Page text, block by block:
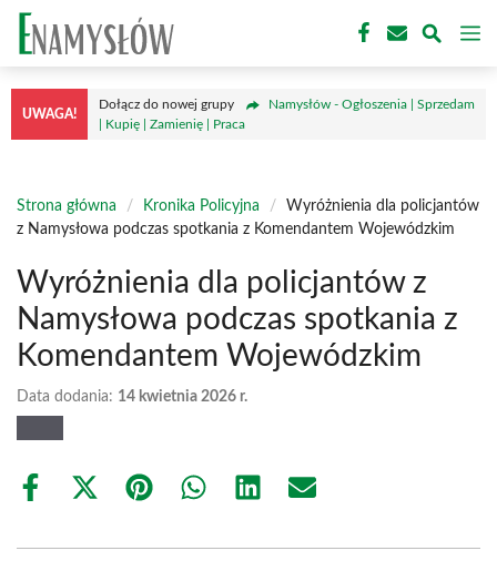
Przejdź
treści
UWAGA!
Dołącz do nowej grupy
Namysłów - Ogłoszenia | Sprzedam
| Kupię | Zamienię | Praca
Strona główna / Kronika Policyjna /
Wyróżnienia dla policjantów
z Namysłowa podczas spotkania z Komendantem Wojewódzkim
Wyróżnienia dla policjantów z
Namysłowa podczas spotkania z
Komendantem Wojewódzkim
Data dodania: 14 kwietnia 2026 r.
Share
Share
(Twitter)
Share Share Share Share